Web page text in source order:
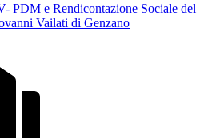
PDM e Rendicontazione Sociale del
Vailati di Genzano